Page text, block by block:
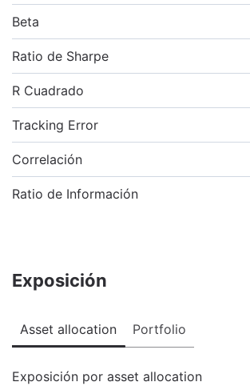
Beta
Ratio de Sharpe
R Cuadrado
Tracking Error
Correlación
Ratio de Información
Exposición
Asset allocation Portfolio
Exposición por asset allocation